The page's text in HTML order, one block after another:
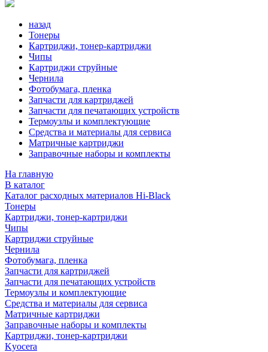
назад
Тонеры
Картриджи, тонер-картриджи
Чипы
Картриджи струйные
Чернила
Фотобумага, пленка
Запчасти для картриджей
Запчасти для печатающих устройств
Термоузлы и комплектующие
Средства и материалы для сервиса
Матричные картриджи
Заправочные наборы и комплекты
На главную
В каталог
Каталог расходных материалов Hi-Black
Тонеры
Картриджи, тонер-картриджи
Чипы
Картриджи струйные
Чернила
Фотобумага, пленка
Запчасти для картриджей
Запчасти для печатающих устройств
Термоузлы и комплектующие
Средства и материалы для сервиса
Матричные картриджи
Заправочные наборы и комплекты
Картриджи, тонер-картриджи
Kyocera